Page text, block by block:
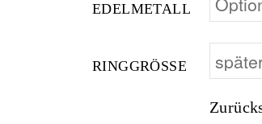
EDELMETALL
RINGGRÖSSE